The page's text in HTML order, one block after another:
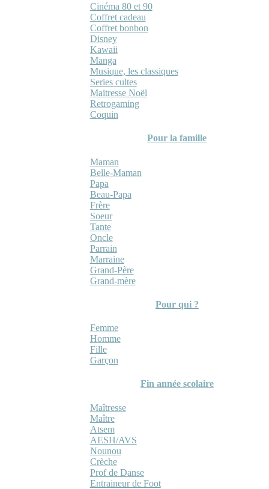
Cinéma 80 et 90
Coffret cadeau
Coffret bonbon
Disney
Kawaii
Manga
Musique, les classiques
Series cultes
Maitresse Noël
Retrogaming
Coquin
Pour la famille
Maman
Belle-Maman
Papa
Beau-Papa
Frère
Soeur
Tante
Oncle
Parrain
Marraine
Grand-Père
Grand-mère
Pour qui ?
Femme
Homme
Fille
Garçon
Fin année scolaire
Maîtresse
Maître
Atsem
AESH/AVS
Nounou
Crèche
Prof de Danse
Entraineur de Foot